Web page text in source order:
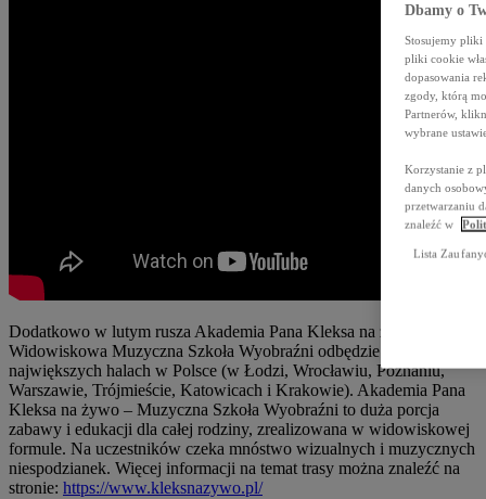
Dodatkowo w lutym rusza Akademia Pana Kleksa na żywo!
Widowiskowa Muzyczna Szkoła Wyobraźni odbędzie się w
największych halach w Polsce (w Łodzi, Wrocławiu, Poznaniu,
Warszawie, Trójmieście, Katowicach i Krakowie). Akademia Pana
Kleksa na żywo – Muzyczna Szkoła Wyobraźni to duża porcja
zabawy i edukacji dla całej rodziny, zrealizowana w widowiskowej
formule. Na uczestników czeka mnóstwo wizualnych i muzycznych
niespodzianek. Więcej informacji na temat trasy można znaleźć na
stronie: https://www.kleksnazywo.pl/
Dbamy o
Stosujemy pliki
pliki cookie
dopasowania
zgody, którą
Partnerów,
wybrane
Korzystanie z
danych
przetwarzaniu
znaleźć w
Lista